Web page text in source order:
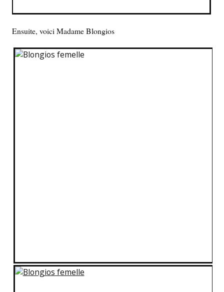
Ensuite, voici Madame Blongios